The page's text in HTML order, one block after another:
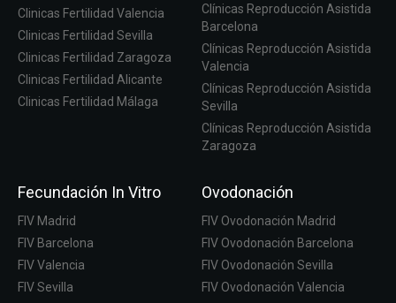
Clinicas Fertilidad Valencia
Clinicas Fertilidad Sevilla
Clinicas Fertilidad Zaragoza
Clinicas Fertilidad Alicante
Clinicas Fertilidad Málaga
Clínicas Reproducción Asistida
Barcelona
Clínicas Reproducción Asistida
Valencia
Clínicas Reproducción Asistida
Sevilla
Clínicas Reproducción Asistida
Zaragoza
Fecundación In Vitro
FIV Madrid
FIV Barcelona
FIV Valencia
FIV Sevilla
Ovodonación
FIV Ovodonación Madrid
FIV Ovodonación Barcelona
FIV Ovodonación Sevilla
FIV Ovodonación Valencia